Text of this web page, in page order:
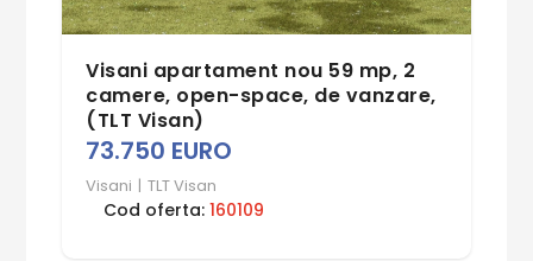
Visani apartament nou 59 mp, 2
camere, open-space, de vanzare,
(TLT Visan)
73.750 EURO
Visani | TLT Visan
Cod oferta:160109